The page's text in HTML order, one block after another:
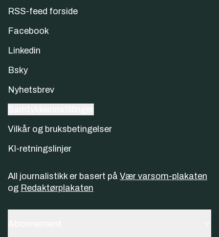
RSS-feed forside
Facebook
Linkedin
Bsky
Nyhetsbrev
Vilkår og bruksbetingelser
KI-retningslinjer
All journalistikk er basert på Vær varsom-plakaten
og Redaktørplakaten